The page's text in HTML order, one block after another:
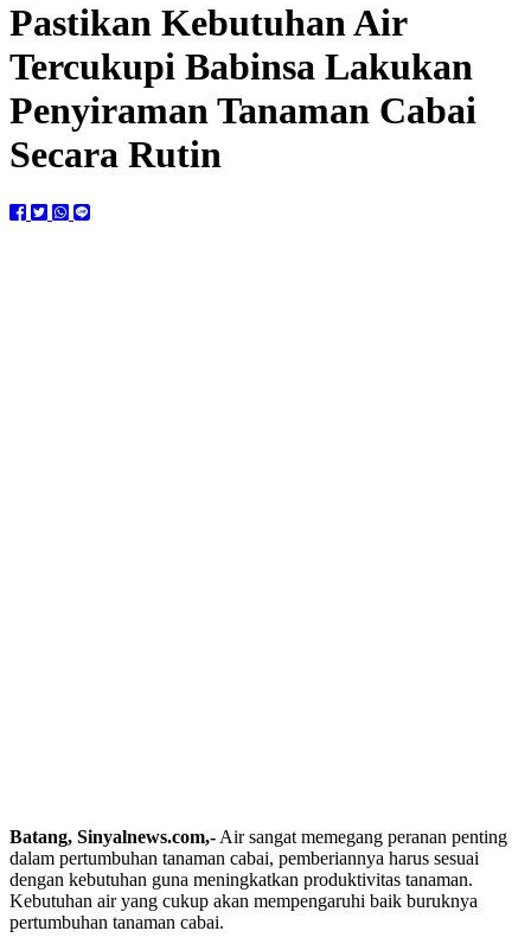
Pastikan Kebutuhan Air
Tercukupi Babinsa Lakukan
Penyiraman Tanaman Cabai
Secara Rutin
Batang, Sinyalnews.com,- Air sangat memegang peranan penting
dalam pertumbuhan tanaman cabai, pemberiannya harus sesuai
dengan kebutuhan guna meningkatkan produktivitas tanaman.
Kebutuhan air yang cukup akan mempengaruhi baik buruknya
pertumbuhan tanaman cabai.